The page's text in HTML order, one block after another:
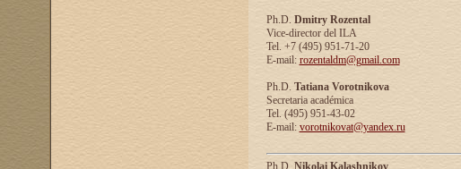
Ph.D. Dmitry Rozental
Vice-director del ILA
Tel. +7 (495) 951-71-20
E-mail: rozentaldm@gmail.com
Ph.D. Tatiana Vorotnikova
Secretaria académica
Tel. (495) 951-43-02
E-mail: vorotnikovat@yandex.ru
Ph.D. Nikolai Kalashnikov